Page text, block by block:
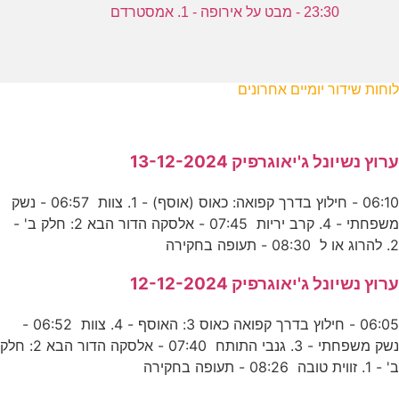
23:30 - מבט על אירופה - 1. אמסטרדם
לוחות שידור יומיים אחרונים
ערוץ נשיונל ג'יאוגרפיק 13-12-2024
06:10 - חילוץ בדרך קפואה: כאוס (אוסף) - 1. צוות 06:57 - נשק
משפחתי - 4. קרב יריות 07:45 - אלסקה הדור הבא 2: חלק ב' -
2. להרוג או ל 08:30 - תעופה בחקירה
ערוץ נשיונל ג'יאוגרפיק 12-12-2024
06:05 - חילוץ בדרך קפואה כאוס 3: האוסף - 4. צוות 06:52 -
נשק משפחתי - 3. גנבי התותח 07:40 - אלסקה הדור הבא 2: חלק
ב' - 1. זווית טובה 08:26 - תעופה בחקירה